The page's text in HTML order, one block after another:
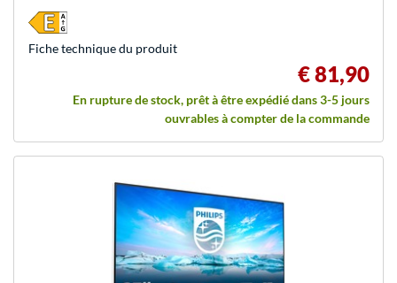
€ 81,90
En rupture de stock, prêt à être expédié dans 3-5 jours
ouvrables à compter de la commande
Fiche technique du produit